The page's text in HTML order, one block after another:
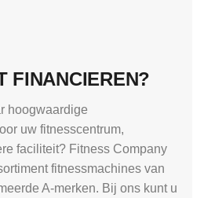
FINANCIEREN?
hoogwaardige
uw fitnesscentrum,
faciliteit? Fitness Company
fitnessmachines van
A-merken. Bij ons kunt u